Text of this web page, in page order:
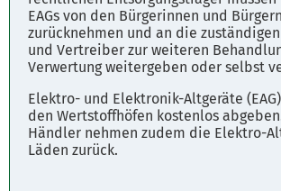
EAGs von den Bürgerinnen und
zurücknehmen und an die
und Vertreiber zur weiteren
Verwertung weitergeben oder selbst
Elektro- und Elektronik-Altgeräte
den Wertstoffhöfen kostenlos
Händler nehmen zudem die Elektro-
Läden zurück.
Fahrplanauskunft